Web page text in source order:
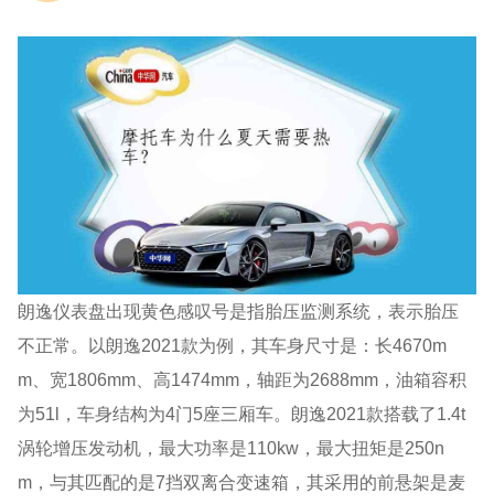
朗逸仪表盘出现黄色感叹号是指胎压监测系统，表示胎压
不正常。以朗逸2021款为例，其车身尺寸是：长4670m
m、宽1806mm、高1474mm，轴距为2688mm，油箱容积
为51l，车身结构为4门5座三厢车。朗逸2021款搭载了1.4t
涡轮增压发动机，最大功率是110kw，最大扭矩是250n
m，与其匹配的是7挡双离合变速箱，其采用的前悬架是麦